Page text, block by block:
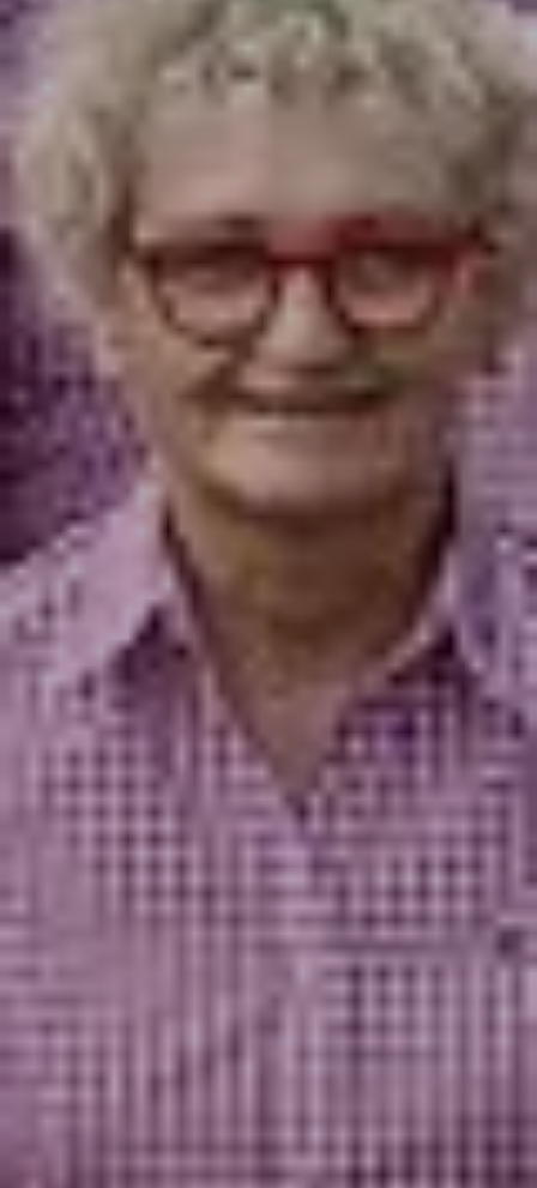
Referenzen
News
Jobs
Unternehmen
Geschichte & Philosophie
Team
Kontakt